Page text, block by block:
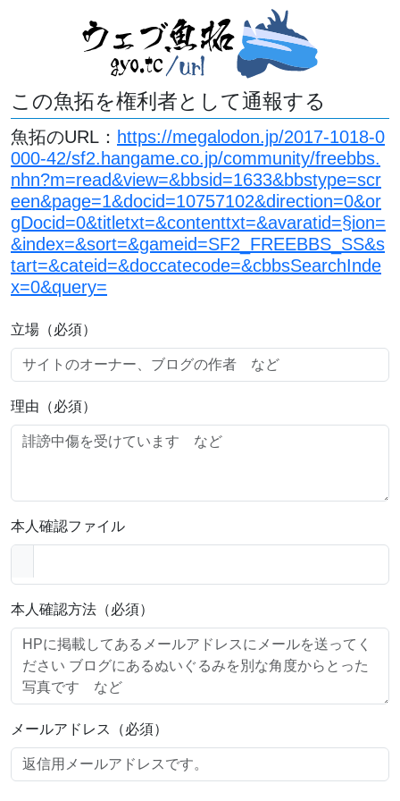
この魚拓を権利者として通報する
魚拓のURL： https://megalodon.jp/2017-1018-0
000-42/sf2.hangame.co.jp/community/freebbs.
nhn?m=read&view=&bbsid=1633&bbstype=scr
een&page=1&docid=10757102&direction=0&or
gDocid=0&titletxt=&contenttxt=&avaratid=§ion=
&index=&sort=&gameid=SF2_FREEBBS_SS&s
tart=&cateid=&doccatecode=&cbbsSearchInde
x=0&query=
立場（必須）
理由（必須）
本人確認ファイル
本人確認方法（必須）
メールアドレス（必須）